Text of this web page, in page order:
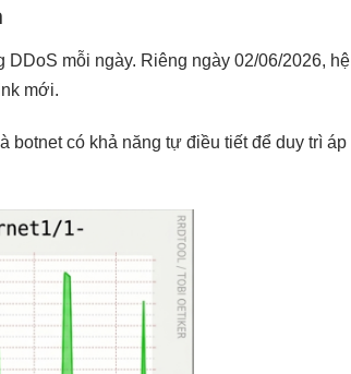
mỗi ngày. Riêng ngày 02/06/2026, hệ
mới.
botnet có khả năng tự điều tiết để duy trì áp